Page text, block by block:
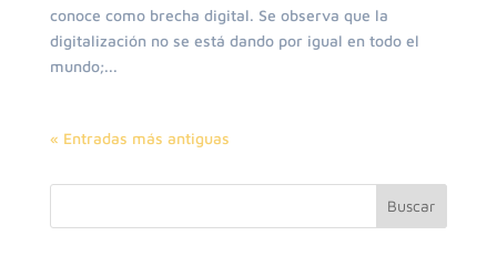
conoce como brecha digital. Se observa que la
digitalización no se está dando por igual en todo el
mundo;...
« Entradas más antiguas
Buscar